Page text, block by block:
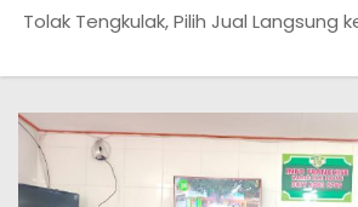
Tolak Tengkulak, Pilih Jual Langsung